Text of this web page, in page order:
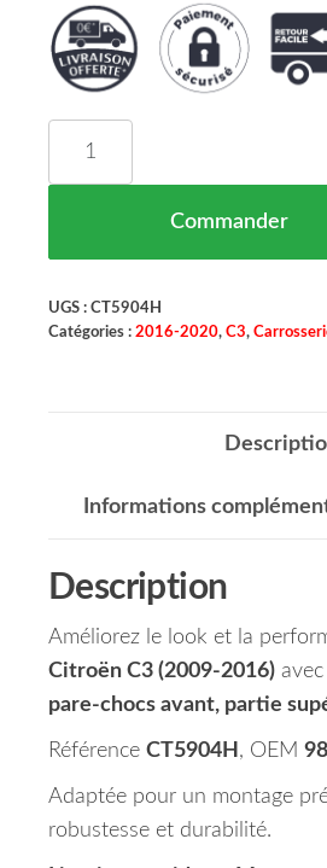
Commander
UGS : CT5904H
Catégories : 2016-2020, C3,
Informations
Description
Améliorez le look et la
Citroën C3 (2009-2016)
pare-chocs avant, partie
Référence CT5904H , OEM
Adaptée pour un montage
robustesse et durabilité.